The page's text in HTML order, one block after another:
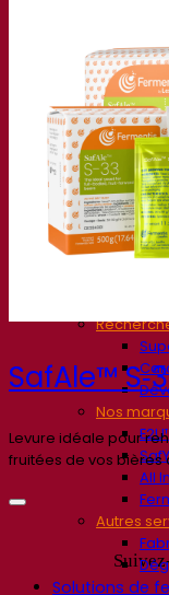
Société
À propos
Nos
All
Autres
Solutions de
SafAle™
Levure idéale pour
fruitées de vos bières